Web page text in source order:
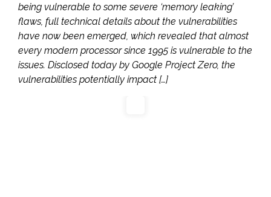
being vulnerable to some severe ‘memory leaking’
flaws, full technical details about the vulnerabilities
have now been emerged, which revealed that almost
every modern processor since 1995 is vulnerable to the
issues. Disclosed today by Google Project Zero, the
vulnerabilities potentially impact […]